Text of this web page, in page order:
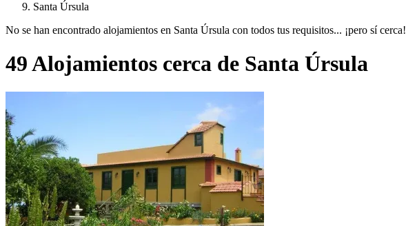
Santa Úrsula
No se han encontrado alojamientos en Santa Úrsula con todos tus requisitos... ¡pero sí cerca!
49 Alojamientos cerca de Santa Úrsula